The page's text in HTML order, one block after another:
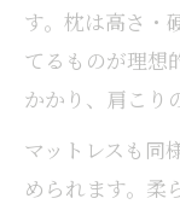
す。枕は高さ・
てるものが理想
かかり、肩こり
マットレスも同
められます。柔